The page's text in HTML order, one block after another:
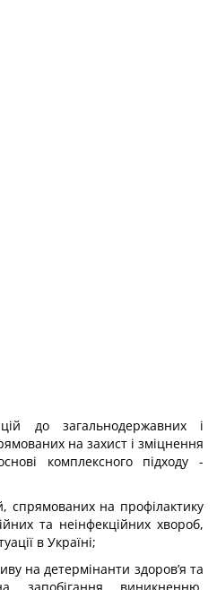
до загальнодержавних і
на захист і зміцнення
комплексного підходу -
спрямованих на профілактику
та неінфекційних хвороб,
в Україні;
на детермінанти здоров’я та